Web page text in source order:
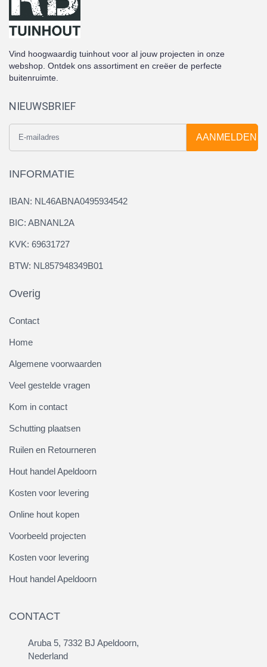
Vind hoogwaardig tuinhout voor al jouw projecten in onze
webshop. Ontdek ons assortiment en creëer de perfecte
buitenruimte.
NIEUWSBRIEF
AANMELDEN
INFORMATIE
IBAN: NL46ABNA0495934542
BIC: ABNANL2A
KVK: 69631727
BTW: NL857948349B01
Overig
Contact
Home
Algemene voorwaarden
Veel gestelde vragen
Kom in contact
Schutting plaatsen
Ruilen en Retourneren
Hout handel Apeldoorn
Kosten voor levering
Online hout kopen
Voorbeeld projecten
Kosten voor levering
Hout handel Apeldoorn
CONTACT
Aruba 5, 7332 BJ Apeldoorn,
Nederland